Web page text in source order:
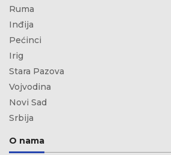
Ruma
Inđija
Pećinci
Irig
Stara Pazova
Vojvodina
Novi Sad
Srbija
O nama